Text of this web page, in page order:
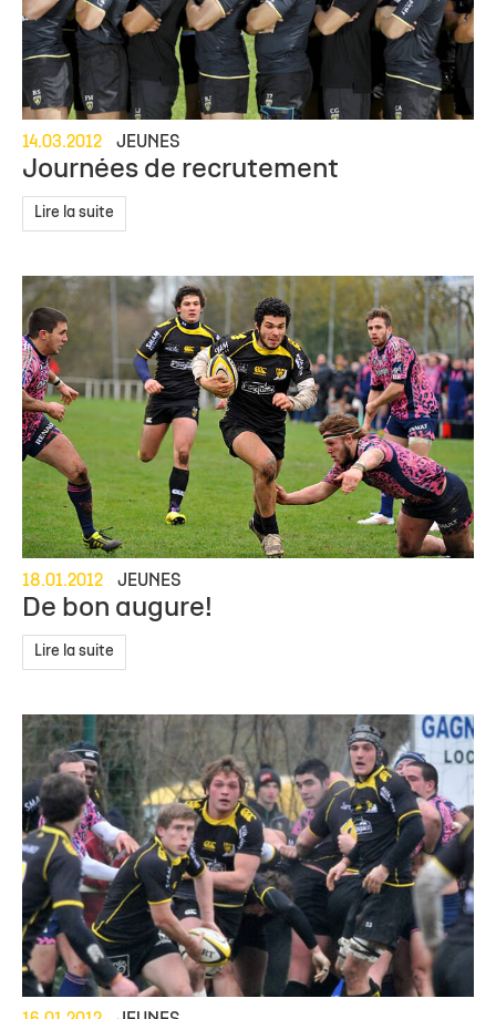
14.03.2012 JEUNES
Journées de recrutement
Lire la suite
18.01.2012 JEUNES
De bon augure!
Lire la suite